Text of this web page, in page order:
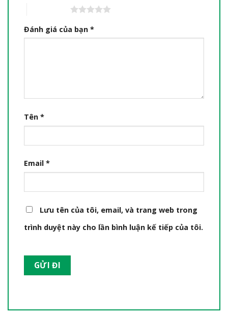
Đánh giá của bạn *
Tên *
Email *
Lưu tên của tôi, email, và trang web trong
trình duyệt này cho lần bình luận kế tiếp của tôi.